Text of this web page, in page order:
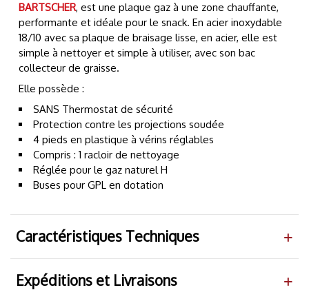
BARTSCHER, est une plaque gaz à une zone chauffante,
performante et idéale pour le snack. En acier inoxydable
18/10 avec sa plaque de braisage lisse, en acier, elle est
simple à nettoyer et simple à utiliser, avec son bac
collecteur de graisse.
Elle possède :
SANS Thermostat de sécurité
Protection contre les projections soudée
4 pieds en plastique à vérins réglables
Compris : 1 racloir de nettoyage
Réglée pour le gaz naturel H
Buses pour GPL en dotation
Caractéristiques Techniques
Expéditions et Livraisons